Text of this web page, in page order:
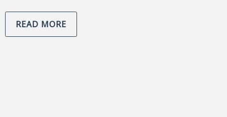
READ MORE